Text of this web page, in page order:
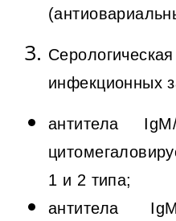
инфекционных
антитела
1 и 2 типа;
антитела